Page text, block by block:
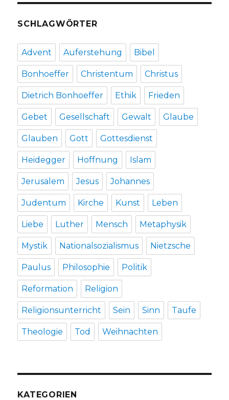
SCHLAGWÖRTER
Advent Auferstehung Bibel
Bonhoeffer Christentum Christus
Dietrich Bonhoeffer Ethik Frieden
Gebet Gesellschaft Gewalt Glaube
Glauben Gott Gottesdienst
Heidegger Hoffnung Islam
Jerusalem Jesus Johannes
Judentum Kirche Kunst Leben
Liebe Luther Mensch Metaphysik
Mystik Nationalsozialismus Nietzsche
Paulus Philosophie Politik
Reformation Religion
Religionsunterricht Sein Sinn Taufe
Theologie Tod Weihnachten
KATEGORIEN